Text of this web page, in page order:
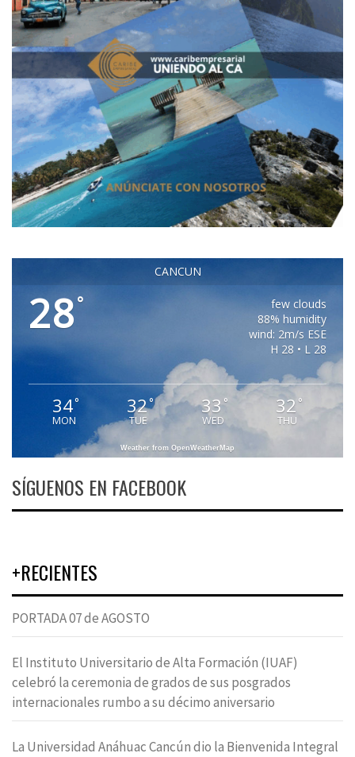
CANCUN
28°
few clouds
88% humidity
wind: 2m/s ESE
H 28 • L 28
34°
MON
32°
TUE
33 °
WED
32 °
THU
Weather from OpenWeatherMap
SÍGUENOS EN FACEBOOK
+RECIENTES
PORTADA 07 de AGOSTO
El Instituto Universitario de Alta Formación (IUAF)
celebró la ceremonia de grados de sus posgrados
internacionales rumbo a su décimo aniversario
La Universidad Anáhuac Cancún dio la Bienvenida Integral